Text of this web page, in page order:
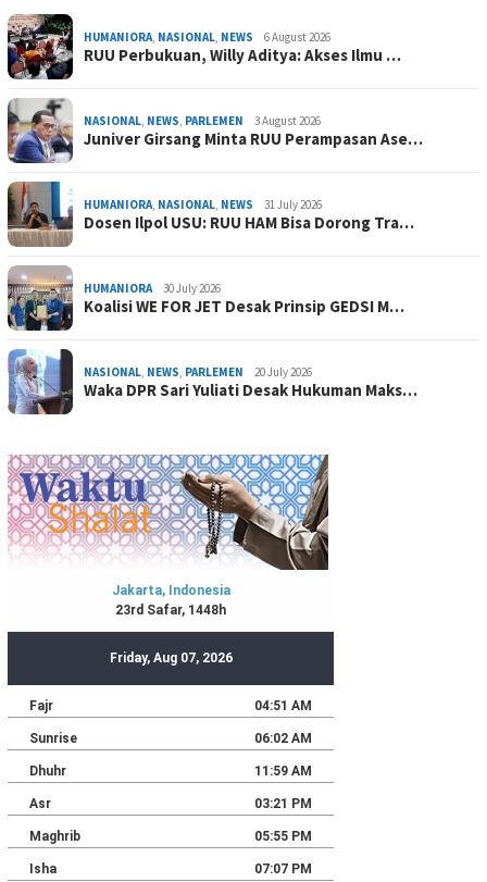
HUMANIORA NASIONAL NEWS 6 August 2026
RUU Perbukuan, Willy Aditya: Akses Ilmu …
NASIONAL NEWS PARLEMEN 3 August 2026
Juniver Girsang Minta RUU Perampasan Ase…
HUMANIORA NASIONAL NEWS 31 July 2026
Dosen Ilpol USU: RUU HAM Bisa Dorong Tra…
HUMANIORA 30 July 2026
Koalisi WE FOR JET Desak Prinsip GEDSI M…
NASIONAL NEWS PARLEMEN 20 July 2026
Waka DPR Sari Yuliati Desak Hukuman Maks…